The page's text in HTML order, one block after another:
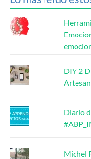
DIY 2
Diario
Michel